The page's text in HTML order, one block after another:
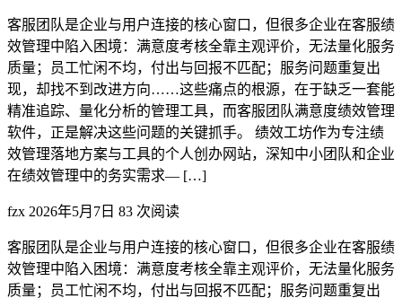
客服团队是企业与用户连接的核心窗口，但很多企业在客服绩
效管理中陷入困境：满意度考核全靠主观评价，无法量化服务
质量；员工忙闲不均，付出与回报不匹配；服务问题重复出
现，却找不到改进方向……这些痛点的根源，在于缺乏一套能
精准追踪、量化分析的管理工具，而客服团队满意度绩效管理
软件，正是解决这些问题的关键抓手。 绩效工坊作为专注绩
效管理落地方案与工具的个人创办网站，深知中小团队和企业
在绩效管理中的务实需求— […]
fzx 2026年5月7日 83 次阅读
客服团队是企业与用户连接的核心窗口，但很多企业在客服绩
效管理中陷入困境：满意度考核全靠主观评价，无法量化服务
质量；员工忙闲不均，付出与回报不匹配；服务问题重复出